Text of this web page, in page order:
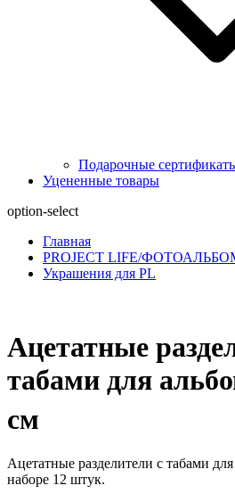
Подарочные
Уцененные товары
option-select
Главная
PROJECT LIFE/
Украшения для PL
Ацетатные
табами для
см
Ацетатные разделители с табами
наборе 12 штук.